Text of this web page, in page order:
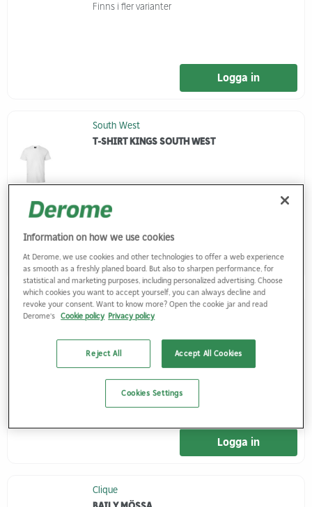
Finns i fler varianter
Logga in
South West
T-SHIRT KINGS SOUTH WEST
Finns i fler varianter
Logga in
Clique
T-SHIRT CLIQUE NEW CLASSIC T HERR
Finns i fler varianter
Logga in
Clique
Information on how we use cookies
At Derome, we use cookies and other technologies to offer a web experience
as smooth as a freshly planed board. But also to sharpen performance, for
statistical and marketing purposes, including personalized advertising. Choose
which cookies you want to accept yourself, you can always decline and
revoke your consent. Want to know more? Open the cookie jar and read
Derome's Cookie policy Privacy policy
Reject All Accept All Cookies
Cookies Settings